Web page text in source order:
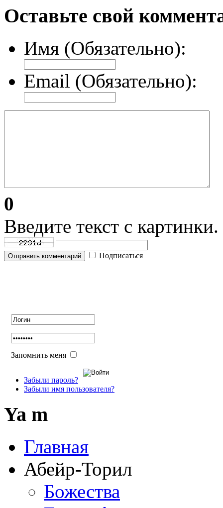
Оставьте свой
Имя (Обязательно):
Email (Обязательно):
0
Введите текст с
Отправить комментарий Подписаться
Запомнить меня
Забыли пароль?
Забыли имя пользователя?
Ya m
Главная
Абейр-Торил
Божества